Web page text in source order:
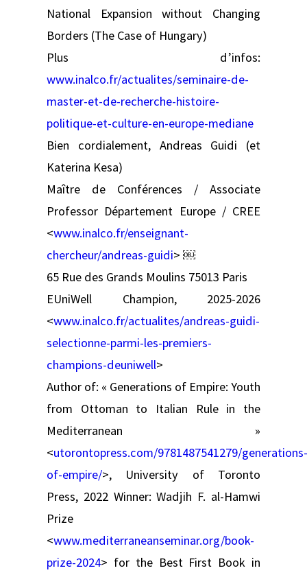
National Expansion without Changing
Borders (The Case of Hungary)
Plus d’infos:
www.inalco.fr/actualites/seminaire-de-
master-et-de-recherche-histoire-
politique-et-culture-en-europe-mediane
Bien cordialement, Andreas Guidi (et
Katerina Kesa)
Maître de Conférences / Associate
Professor Département Europe / CREE
<www.inalco.fr/enseignant-
chercheur/andreas-guidi> ￼
65 Rue des Grands Moulins 75013 Paris
EUniWell Champion, 2025-2026
<www.inalco.fr/actualites/andreas-guidi-
selectionne-parmi-les-premiers-
champions-deuniwell>
Author of: « Generations of Empire: Youth
from Ottoman to Italian Rule in the
Mediterranean »
<utorontopress.com/9781487541279/generations-
of-empire/>, University of Toronto
Press, 2022 Winner: Wadjih F. al-Hamwi
Prize
<www.mediterraneanseminar.org/book-
prize-2024> for the Best First Book in